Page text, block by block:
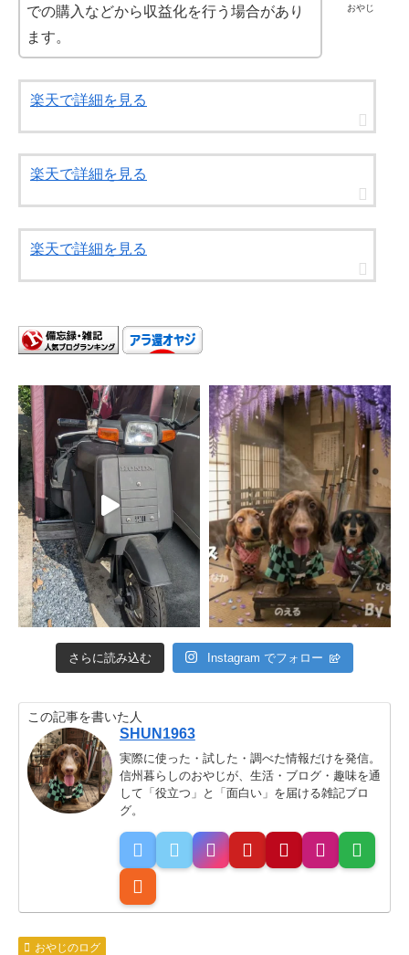
おやじ
での購入などから収益化を行う場合があり
ます。
楽天で詳細を見る
楽天で詳細を見る
楽天で詳細を見る
さらに読み込む Instagram でフォロー
この記事を書いた人
SHUN1963
実際に使った・試した・調べた情報だけを発信。
信州暮らしのおやじが、生活・ブログ・趣味を通
して「役立つ」と「面白い」を届ける雑記ブロ
グ。
おやじのログ